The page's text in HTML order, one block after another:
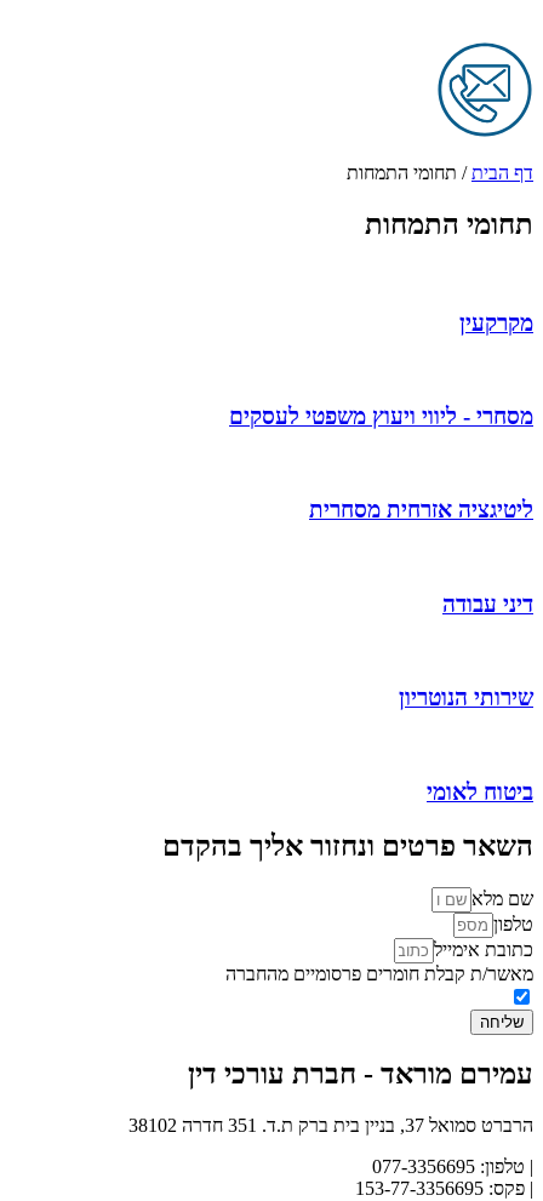
דף הבית/ תחומי התמחות
תחומי התמחות
מקרקעין
מסחרי - ליווי ויעוץ משפטי לעסקים
ליטיגציה אזרחית מסחרית
דיני עבודה
שירותי הנוטריון
ביטוח לאומי
השאר פרטים ונחזור אליך בהקדם
שם מלא
טלפון
כתובת אימייל
מאשר/ת קבלת חומרים פרסומיים מהחברה
שליחה
עמירם מוראד - חברת עורכי דין
הרברט סמואל 37, בניין בית ברק ת.ד. 351 חדרה 38102
| טלפון: 077-3356695
| פקס: 153-77-3356695